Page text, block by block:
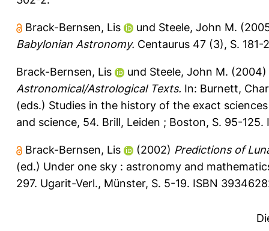
Brack-Bernsen, Lis und Steele, John M.
Babylonian Astronomy. Centaurus 47 (3), S. 181-
Brack-Bernsen, Lis und Steele, John M. (2004)
Astronomical/Astrological Texts. In: Burnett,
(eds.) Studies in the history of the exact
and science, 54. Brill, Leiden ; Boston, S. 95-
Brack-Bernsen, Lis (2002) Predictions of
(ed.) Under one sky : astronomy and
297. Ugarit-Verl., Münster, S. 5-19. ISBN